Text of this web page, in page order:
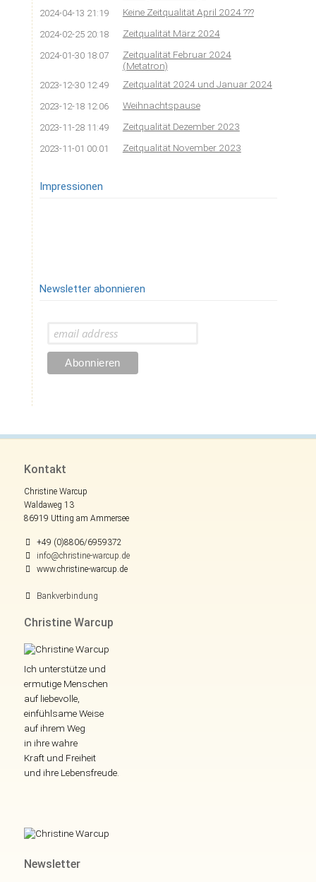
2024-04-13 21:19 Keine Zeitqualität April 2024 ???
2024-02-25 20:18 Zeitqualität März 2024
2024-01-30 18:07
Zeitqualität Februar 2024
(Metatron)
2023-12-30 12:49 Zeitqualität 2024 und Januar 2024
2023-12-18 12:06 Weihnachtspause
2023-11-28 11:49 Zeitqualität Dezember 2023
2023-11-01 00:01 Zeitqualität November 2023
Impressionen
Newsletter abonnieren
Kontakt
Christine Warcup
Waldaweg 13
86919 Utting am Ammersee
+49 (0)8806/6959372
info@christine-warcup.de
www.christine-warcup.de
Bankverbindung
Christine Warcup
Ich unterstütze und
ermutige Menschen
auf liebevolle,
einfühlsame Weise
auf ihrem Weg
in ihre wahre
Kraft und Freiheit
und ihre Lebensfreude.
Newsletter